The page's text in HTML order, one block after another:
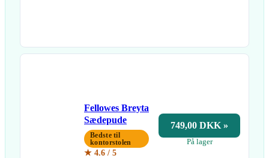
Fellowes Breyta
Sædepude
Bedste til
kontorstolen
★ 4.6 / 5
749,00 DKK »
På lager